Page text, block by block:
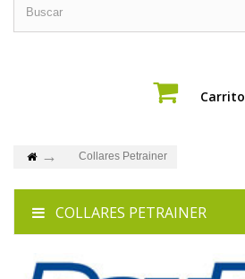
Carrito
Collares Petrainer
COLLARES PETRAINER